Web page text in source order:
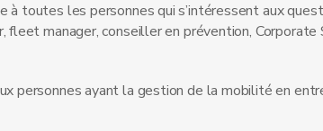
à toutes les personnes qui s’intéressent aux
fleet manager, conseiller en prévention,
personnes ayant la gestion de la mobilité en